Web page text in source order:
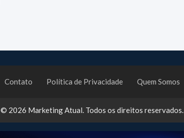
Contato Política de Privacidade Quem Somos
© 2026 Marketing Atual. Todos os direitos reservados.